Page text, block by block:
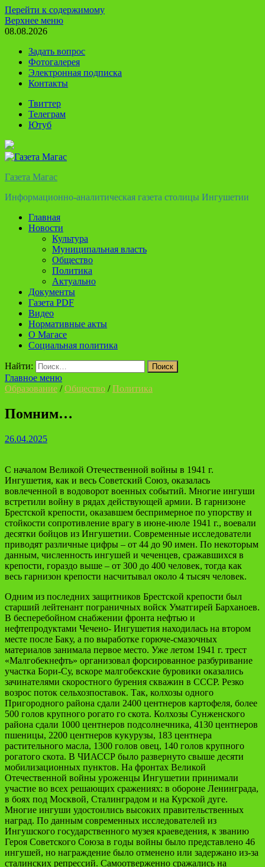
Перейти к содержимому
Верхнее меню
08.08.2026
Задать вопрос
Фотогалерея
Электронная подписка
Контакты
Твиттер
Телеграм
Ютуб
Газета Магас
Информационно-аналитическая газета столицы Ингушетии
Главная
Новости
Культура
Муниципальная власть
Общество
Политика
Актуально
Документы
Газета PDF
Видео
Нормативные акты
О Магасе
Социальная политика
Найти:
Главное меню
Образование /Общество /Политика
Помним…
26.04.2025
С началом Великой Отечественной войны в 1941 г.
Ингушетия, как и весь Советский Союз, оказалась
вовлеченной в водоворот военных событий. Многие ингуши
встретили войну в рядах действующей армии. В гарнизоне
Брестской крепости, оказавшем беспримерное по упорству и
стойкости сопротивление врагу в июне-июле 1941 г., воевали
десятки бойцов из Ингушетии. Современные исследователи
приводят различные цифры – от 44 до 90 имен. По некоторым
данным, численность ингушей и чеченцев, сражавшихся в
крепости, гораздо выше – от 300 до 400 человек, тогда как
весь гарнизон крепости насчитывал около 4 тысяч человек.
Одним из последних защитников Брестской крепости был
старший лейтенант пограничных войск Уматгирей Барханоев.
В бесперебойном снабжении фронта нефтью и
нефтепродуктами Чечено- Ингушетия находилась на втором
месте после Баку, а по выработке горюче-смазочных
материалов занимала первое место. Уже летом 1941 г. трест
«Малгобекнефть» организовал форсированное разбуривание
участка Бори-Су, вскоре малгобекские буровики оказались
зачинателями скоростного бурения скважин в СССР. Резко
возрос поток сельхозпоставок. Так, колхозы одного
Пригородного района сдали 2400 центнеров картофеля, более
500 голов крупного рогато го скота. Колхозы Сунженского
района сдали 1000 центнеров подсолнечника, 4130 центнеров
пшеницы, 2200 центнеров кукурузы, 183 центнера
растительного масла, 1300 голов овец, 140 голов крупного
рогатого скота. В ЧИАССР было развернуто свыше десяти
мобилизационных пунктов. На фронтах Великой
Отечественной войны уроженцы Ингушетии принимали
участие во всех решающих сражениях: в обороне Ленинграда,
в боях под Москвой, Сталинградом и на Курской дуге.
Многие ингуши удостоились высоких правительственных
наград. По данным современных исследователей из
Ингушского государственного музея краеведения, к званию
Героя Советского Союза в годы войны было представлено 46
ингушей, но награждение было отменено или задержано из-за
сталинских репрессий. Самоотверженно сражались на